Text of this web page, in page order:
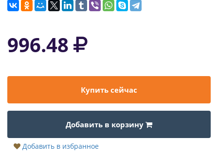
996.48
Купить сейчас
Добавить в корзину
Добавить в избранное